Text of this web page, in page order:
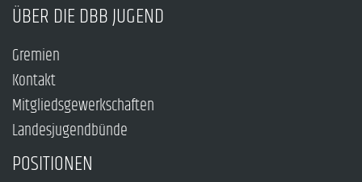
ÜBER DIE DBB JUGEND
Gremien
Kontakt
Mitgliedsgewerkschaften
Landesjugendbünde
POSITIONEN